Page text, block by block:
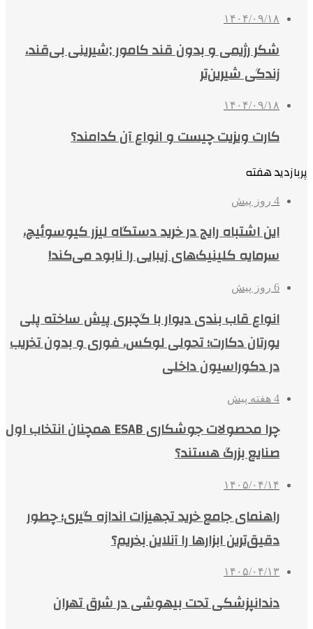
۱۴۰۴/۰۹/۱۸
شکر رژیمی و بدون قند کامور ;شیرینی بی‌قند،
زندگی شیرین‌تر
۱۴۰۴/۰۹/۱۸
کارت ویزیت چیست و انواع آن کدامند؟
پربازدید هفته
4 روز پیش
این اشتباه رایج در خرید دستگاه لیزر کیوسوئیچ،
سرمایه کلینیک‌های زیبایی را نابود می‌کند!
6 روز پیش
انواع قاب بندی دیوار با گچبری پیش ساخته پلی
یورتان دکارت؛ تحولی لوکس، فوری و بدون تخریب
در دکوراسیون داخلی
4 هفته پیش
چرا محصولات جوشکاری ESAB همچنان انتخاب اول
صنایع بزرگ هستند؟
۱۴۰۵/۰۴/۱۴
راهنمای جامع خرید تجهیزات اندازه گیری؛ چطور
دقیق‌ترین ابزارها را آنلاین بخریم؟
۱۴۰۵/۰۴/۱۳
دندانپزشکی تحت بیهوشی در شرق تهران